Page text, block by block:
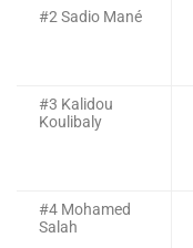
#2 Sadio Mané
#3 Kalidou
Koulibaly
#4 Mohamed
Salah